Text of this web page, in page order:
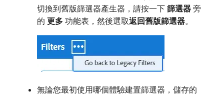
切換到舊版篩選器產生器，請按一下​ 篩選器 ​旁
的​ 更多 ​功能表，然後選取​返回舊版篩選器。
無論您最初使用哪個體驗建置篩選器，儲存的